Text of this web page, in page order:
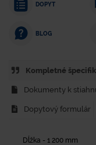
DOPYT
BLOG
Kompletné
Dokumenty k
Dopytový formulár
Dĺžka - 1 200 mm